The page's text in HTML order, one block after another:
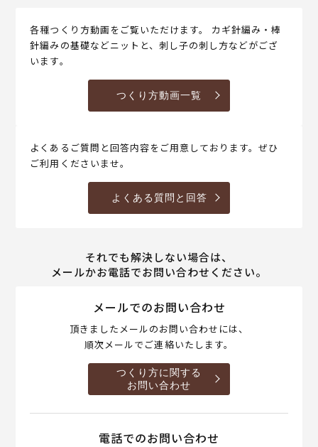
各種つくり方動画をご覧いただけます。 カギ針編み・棒
針編みの基礎などニットと、刺し子の刺し方などがござ
います。
つくり方動画一覧
よくあるご質問と回答内容をご用意しております。ぜひ
ご利用くださいませ。
よくある質問と回答
それでも解決しない場合は、
メールかお電話でお問い合わせください。
メールでのお問い合わせ
頂きましたメールのお問い合わせには、
順次メールでご連絡いたします。
つくり方に関する
お問い合わせ
電話でのお問い合わせ